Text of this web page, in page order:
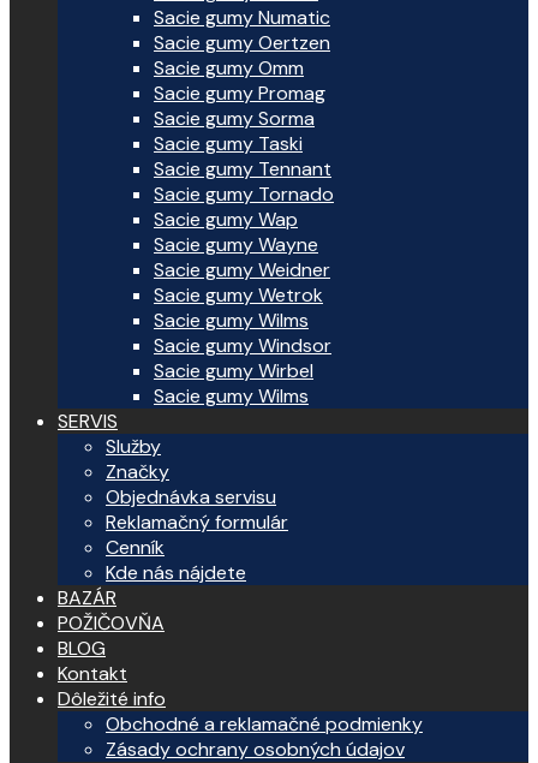
Sacie gumy Numatic
Sacie gumy Oertzen
Sacie gumy Omm
Sacie gumy Promag
Sacie gumy Sorma
Sacie gumy Taski
Sacie gumy Tennant
Sacie gumy Tornado
Sacie gumy Wap
Sacie gumy Wayne
Sacie gumy Weidner
Sacie gumy Wetrok
Sacie gumy Wilms
Sacie gumy Windsor
Sacie gumy Wirbel
Sacie gumy Wilms
SERVIS
Služby
Značky
Objednávka servisu
Reklamačný formulár
Cenník
Kde nás nájdete
BAZÁR
POŽIČOVŇA
BLOG
Kontakt
Dôležité info
Obchodné a reklamačné podmienky
Zásady ochrany osobných údajov